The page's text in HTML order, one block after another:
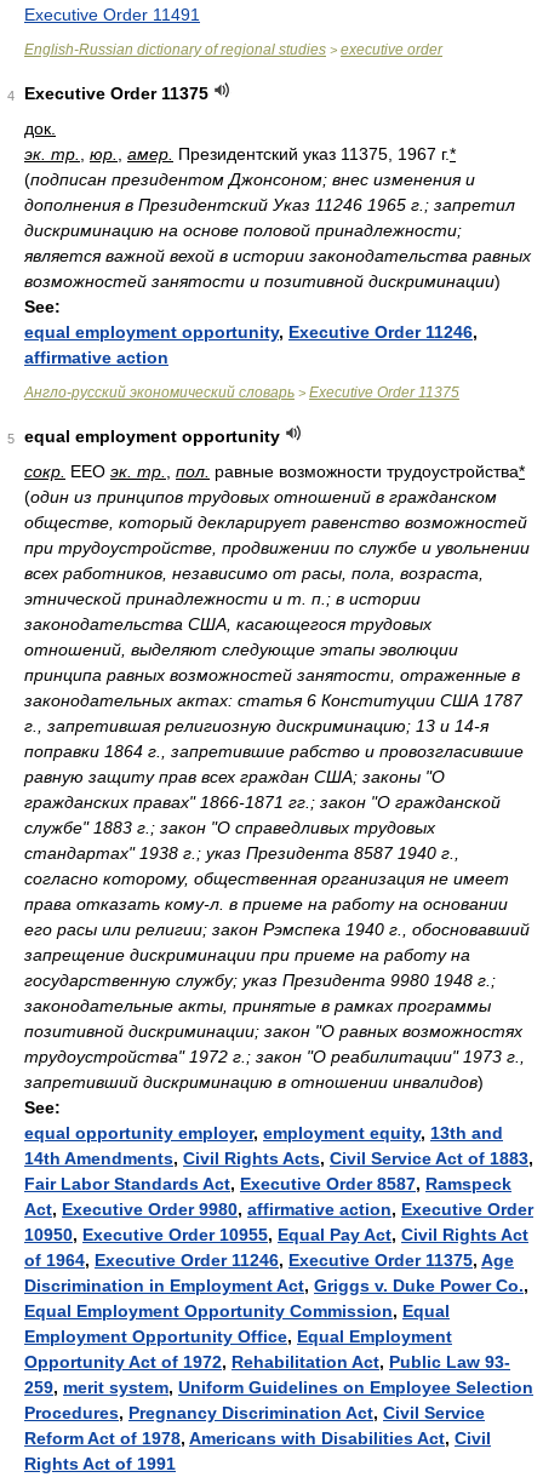
Executive Order 11491
English-Russian dictionary of regional studies > executive order
4
Executive Order 11375
док.
эк. тр.
юр. амер. Президентский указ 11375, 1967 г.*
(подписан президентом Джонсоном; внес изменения и
дополнения в Президентский Указ 11246 1965 г.; запретил
дискриминацию на основе половой принадлежности;
является важной вехой в истории законодательства равных
возможностей занятости и позитивной дискриминации)
See:
equal employment opportunity, Executive Order 11246,
affirmative action
Англо-русский экономический словарь > Executive Order 11375
5
equal employment opportunity
сокр. EEO эк. тр. пол. равные возможности трудоустройства*
(один из принципов трудовых отношений в гражданском
обществе, который декларирует равенство возможностей
при трудоустройстве, продвижении по службе и увольнении
всех работников, независимо от расы, пола, возраста,
этнической принадлежности и т. п.; в истории
законодательства США, касающегося трудовых
отношений, выделяют следующие этапы эволюции
принципа равных возможностей занятости, отраженные в
законодательных актах: статья 6 Конституции США 1787
г., запретившая религиозную дискриминацию; 13 и 14-я
поправки 1864 г., запретившие рабство и провозгласившие
равную защиту прав всех граждан США; законы "О
гражданских правах" 1866-1871 гг.; закон "О гражданской
службе" 1883 г.; закон "О справедливых трудовых
стандартах" 1938 г.; указ Президента 8587 1940 г.,
согласно которому, общественная организация не имеет
права отказать кому-л. в приеме на работу на основании
его расы или религии; закон Рэмспека 1940 г., обосновавший
запрещение дискриминации при приеме на работу на
государственную службу; указ Президента 9980 1948 г.;
законодательные акты, принятые в рамках программы
позитивной дискриминации; закон "О равных возможностях
трудоустройства" 1972 г.; закон "О реабилитации" 1973 г.,
запретивший дискриминацию в отношении инвалидов)
See:
equal opportunity employer, employment equity, 13th and
14th Amendments, Civil Rights Acts, Civil Service Act of 1883,
Fair Labor Standards Act, Executive Order 8587, Ramspeck
Act, Executive Order 9980, affirmative action, Executive Order
10950, Executive Order 10955, Equal Pay Act, Civil Rights Act
of 1964, Executive Order 11246, Executive Order 11375, Age
Discrimination in Employment Act, Griggs v. Duke Power Co.,
Equal Employment Opportunity Commission, Equal
Employment Opportunity Office, Equal Employment
Opportunity Act of 1972, Rehabilitation Act, Public Law 93-
259, merit system, Uniform Guidelines on Employee Selection
Procedures, Pregnancy Discrimination Act, Civil Service
Reform Act of 1978, Americans with Disabilities Act, Civil
Rights Act of 1991